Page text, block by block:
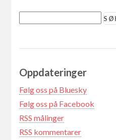
Oppdateringer
Følg oss på Bluesky
Følg oss på Facebook
RSS målinger
RSS kommentarer